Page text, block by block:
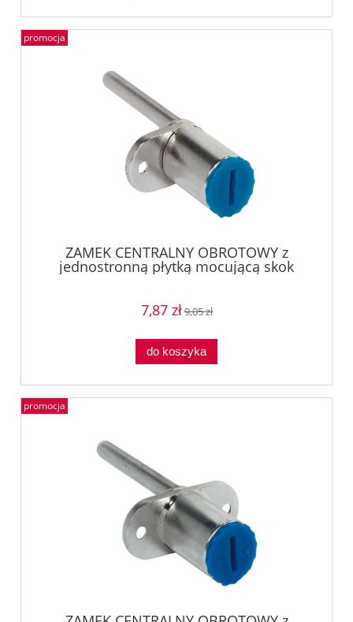
ZAMEK CENTRALNY OBROTOWY z
jednostronną płytką mocującą skok
17mm , SYMO 3000, NIKIEL Häfele
7,87 zł9,05 zł
do koszyka
promocja
promocja